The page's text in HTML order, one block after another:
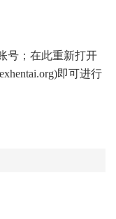
号；在此重新打开
即可进行